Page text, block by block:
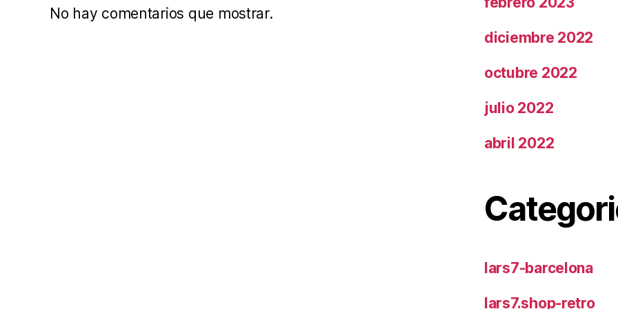
No hay comentarios que mostrar.
diciembre 2022
octubre 2022
julio 2022
abril 2022
lars7-barcelona
lars7.shop-retro